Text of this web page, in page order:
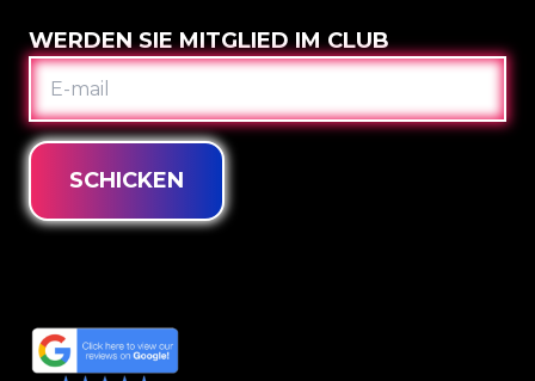
WERDEN SIE MITGLIED IM CLUB
E-
MAIL
SCHICKEN